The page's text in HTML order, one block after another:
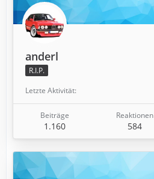
anderl
R.I.P.
Letzte Aktivität
Beiträge
1.160
Reaktionen
584